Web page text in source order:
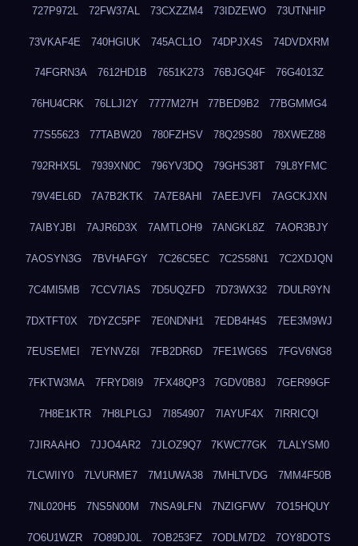
727P972L 72FW37AL 73CXZZM4 73IDZEWO 73UTNHIP
73VKAF4E 740HGIUK 745ACL1O 74DPJX4S 74DVDXRM
74FGRN3A 7612HD1B 7651K273 76BJGQ4F 76G4013Z
76HU4CRK 76LLJI2Y 7777M27H 77BED9B2 77BGMMG4
77S55623 77TABW20 780FZHSV 78Q29S80 78XWEZ88
792RHX5L 7939XN0C 796YV3DQ 79GHS38T 79L8YFMC
79V4EL6D 7A7B2KTK 7A7E8AHI 7AEEJVFI 7AGCKJXN
7AIBYJBI 7AJR6D3X 7AMTLOH9 7ANGKL8Z 7AOR3BJY
7AOSYN3G 7BVHAFGY 7C26C5EC 7C2S58N1 7C2XDJQN
7C4MI5MB 7CCV7IAS 7D5UQZFD 7D73WX32 7DULR9YN
7DXTFT0X 7DYZC5PF 7E0NDNH1 7EDB4H4S 7EE3M9WJ
7EUSEMEI 7EYNVZ6I 7FB2DR6D 7FE1WG6S 7FGV6NG8
7FKTW3MA 7FRYD8I9 7FX48QP3 7GDV0B8J 7GER99GF
7H8E1KTR 7H8LPLGJ 7I854907 7IAYUF4X 7IRRICQI
7JIRAAHO 7JJO4AR2 7JLOZ9Q7 7KWC77GK 7LALYSM0
7LCWIIY0 7LVURME7 7M1UWA38 7MHLTVDG 7MM4F50B
7NL020H5 7NS5N00M 7NSA9LFN 7NZIGFWV 7O15HQUY
7O6U1WZR 7O89DJ0L 7OB253FZ 7ODLM7D2 7OY8DOTS